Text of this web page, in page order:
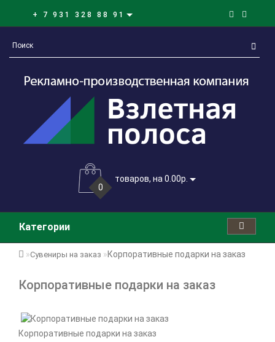
+ 7 931 328 88 91
0
товаров, на 0.00р.
Категории
Сувениры на заказ Корпоративные подарки на заказ
Корпоративные подарки на заказ
Корпоративные подарки на заказ